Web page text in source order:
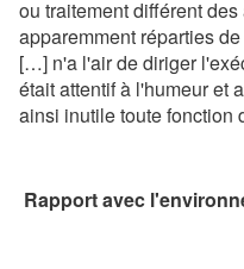
ou traitement différent
apparemment réparties
[…] n'a l'air de diriger
était attentif à l'humeur et
ainsi inutile toute fonction
Rapport avec